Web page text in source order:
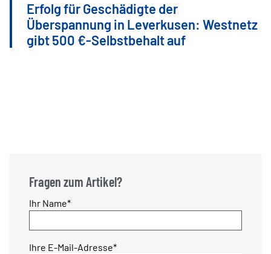
Erfolg für Geschädigte der
Überspannung in Leverkusen: Westnetz
gibt 500 €-Selbstbehalt auf
Fragen zum Artikel?
Pflichtfeld
Ihr Name*
Pflichtfeld
Ihre E-Mail-Adresse*